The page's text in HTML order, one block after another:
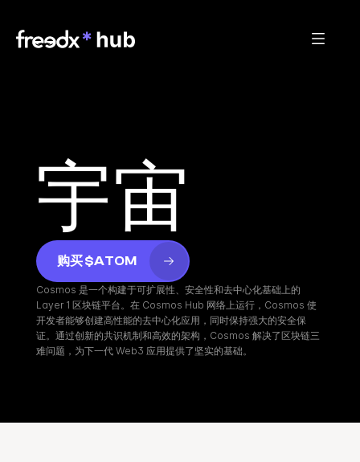
宇宙
购买 $ATOM
Cosmos 是一个构建于可扩展性、安全性和去中心化基础上的
Layer 1 区块链平台。在 Cosmos Hub 网络上运行，Cosmos 使
开发者能够创建高性能的去中心化应用，同时保持强大的安全保
证。通过创新的共识机制和高效的架构，Cosmos 解决了区块链三
难问题，为下一代 Web3 应用提供了坚实的基础。